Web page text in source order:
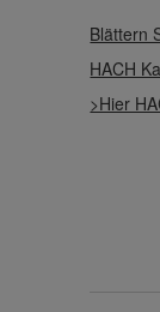
Blättern
HACH
>Hier